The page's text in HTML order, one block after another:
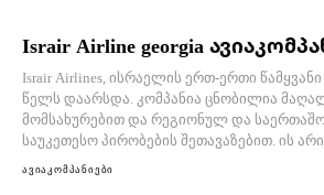
Israir Airline georgia
Israir Airlines, ისრაელის ერთ-ერთი წამყვანი
წელს დაარსდა. კომპანია ცნობილია
მომსახურებით და რეგიონულ და
საუკეთესო პირობების შეთავაზებით. ის
ავიაკომპანიები